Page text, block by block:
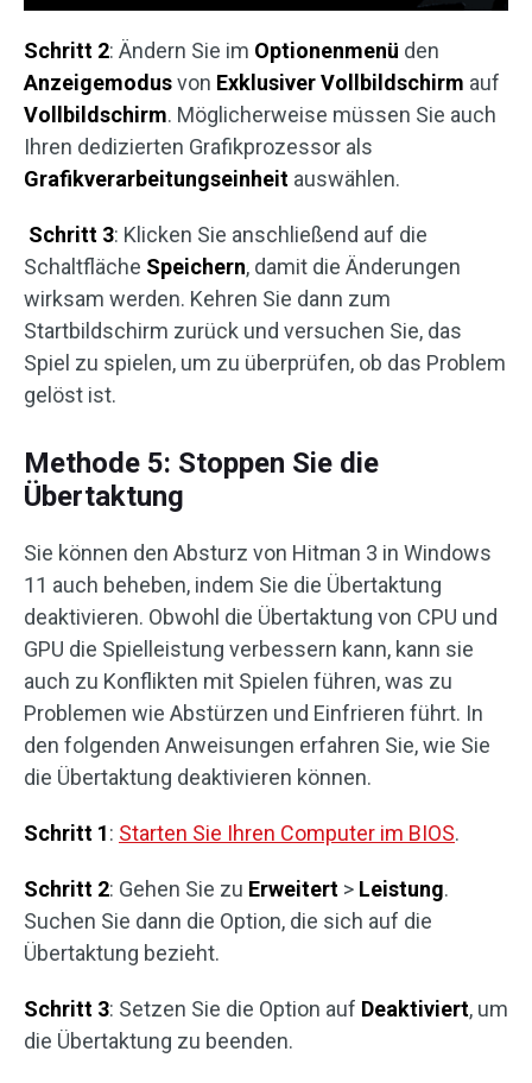
Schritt 2: Ändern Sie im Optionenmenü den
Anzeigemodusvon Exklusiver Vollbildschirm auf
Vollbildschirm. Möglicherweise müssen Sie auch
Ihren dedizierten Grafikprozessor als
Grafikverarbeitungseinheit auswählen.
Schritt 3: Klicken Sie anschließend auf die
Schaltfläche Speichern, damit die Änderungen
wirksam werden. Kehren Sie dann zum
Startbildschirm zurück und versuchen Sie, das
Spiel zu spielen, um zu überprüfen, ob das Problem
gelöst ist.
Methode 5: Stoppen Sie die
Übertaktung
Sie können den Absturz von Hitman 3 in Windows
11 auch beheben, indem Sie die Übertaktung
deaktivieren. Obwohl die Übertaktung von CPU und
GPU die Spielleistung verbessern kann, kann sie
auch zu Konflikten mit Spielen führen, was zu
Problemen wie Abstürzen und Einfrieren führt. In
den folgenden Anweisungen erfahren Sie, wie Sie
die Übertaktung deaktivieren können.
Schritt 1: Starten Sie Ihren Computer im BIOS.
Schritt 2: Gehen Sie zu Erweitert > Leistung.
Suchen Sie dann die Option, die sich auf die
Übertaktung bezieht.
Schritt 3: Setzen Sie die Option auf Deaktiviert, um
die Übertaktung zu beenden.